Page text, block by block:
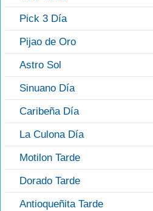
Pick 3 Día
Pijao de Oro
Astro Sol
Sinuano Día
Caribeña Día
La Culona Día
Motilon Tarde
Dorado Tarde
Antioqueñita Tarde